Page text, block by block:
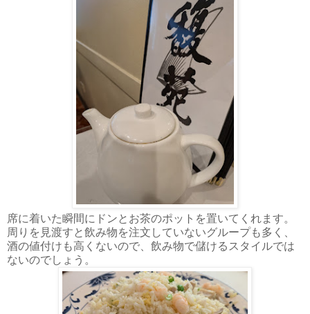
席に着いた瞬間にドンとお茶のポットを置いてくれます。
周りを見渡すと飲み物を注文していないグループも多く、
酒の値付けも高くないので、飲み物で儲けるスタイルでは
ないのでしょう。